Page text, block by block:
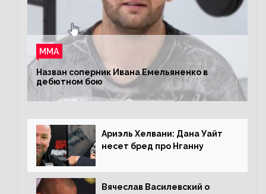
ММА
Назван соперник Ивана Емельяненко в
дебютном бою
Ариэль Хелвани: Дана Уайт
несет бред про Нганну
Вячеслав Василевский о